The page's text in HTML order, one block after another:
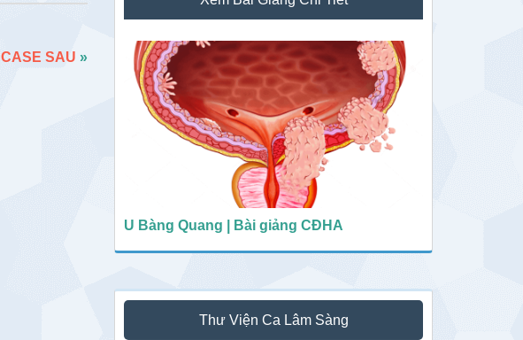
CASE SAU »
chính
U Bàng Quang | Bài giảng CĐHA
Thư Viện Ca Lâm Sàng